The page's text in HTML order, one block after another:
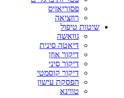
פסוריאזיס
רוזציאה
שיטות טיפול
גוואשה
דיאטה סינית
דיקור אוזן
דיקור סיני
דיקור קוסמטי
הפסקת עישון
טווינא